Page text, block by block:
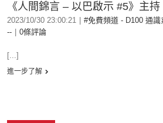
《人間錦言 – 以巴啟示 #5》主
2023/10/30 23:00:21 #免費頻道 - D100 通識
--
0條評論
[...]
進一步了解